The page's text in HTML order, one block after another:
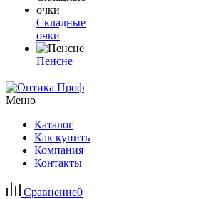
Складные
очки
Пенсне
Меню
Каталог
Как купить
Компания
Контакты
Сравнение0